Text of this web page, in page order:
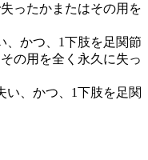
ったかまたはその用を
、かつ、1下肢を足関節
の用を全く永久に失っ
い、かつ、1下肢を足関